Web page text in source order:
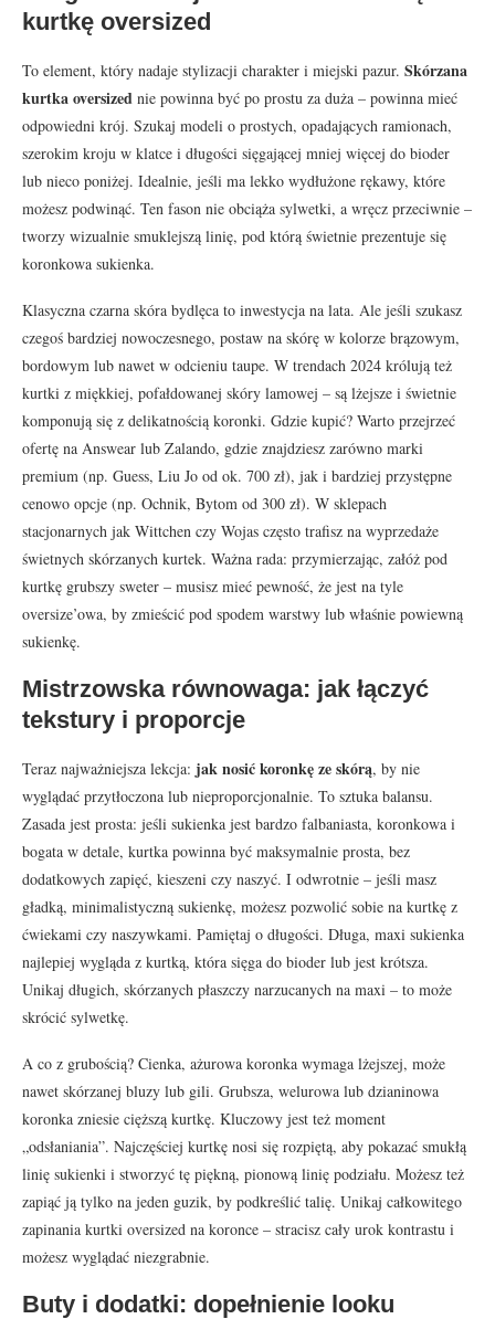
kurtkę oversized
To element, który nadaje stylizacji charakter i miejski pazur. Skórzana
kurtka oversized nie powinna być po prostu za duża – powinna mieć
odpowiedni krój. Szukaj modeli o prostych, opadających ramionach,
szerokim kroju w klatce i długości sięgającej mniej więcej do bioder
lub nieco poniżej. Idealnie, jeśli ma lekko wydłużone rękawy, które
możesz podwinąć. Ten fason nie obciąża sylwetki, a wręcz przeciwnie –
tworzy wizualnie smuklejszą linię, pod którą świetnie prezentuje się
koronkowa sukienka.
Klasyczna czarna skóra bydlęca to inwestycja na lata. Ale jeśli szukasz
czegoś bardziej nowoczesnego, postaw na skórę w kolorze brązowym,
bordowym lub nawet w odcieniu taupe. W trendach 2024 królują też
kurtki z miękkiej, pofałdowanej skóry lamowej – są lżejsze i świetnie
komponują się z delikatnością koronki. Gdzie kupić? Warto przejrzeć
ofertę na Answear lub Zalando, gdzie znajdziesz zarówno marki
premium (np. Guess, Liu Jo od ok. 700 zł), jak i bardziej przystępne
cenowo opcje (np. Ochnik, Bytom od 300 zł). W sklepach
stacjonarnych jak Wittchen czy Wojas często trafisz na wyprzedaże
świetnych skórzanych kurtek. Ważna rada: przymierzając, załóż pod
kurtkę grubszy sweter – musisz mieć pewność, że jest na tyle
oversize’owa, by zmieścić pod spodem warstwy lub właśnie powiewną
sukienkę.
Mistrzowska równowaga: jak łączyć
tekstury i proporcje
Teraz najważniejsza lekcja: jak nosić koronkę ze skórą, by nie
wyglądać przytłoczona lub nieproporcjonalnie. To sztuka balansu.
Zasada jest prosta: jeśli sukienka jest bardzo falbaniasta, koronkowa i
bogata w detale, kurtka powinna być maksymalnie prosta, bez
dodatkowych zapięć, kieszeni czy naszyć. I odwrotnie – jeśli masz
gładką, minimalistyczną sukienkę, możesz pozwolić sobie na kurtkę z
ćwiekami czy naszywkami. Pamiętaj o długości. Długa, maxi sukienka
najlepiej wygląda z kurtką, która sięga do bioder lub jest krótsza.
Unikaj długich, skórzanych płaszczy narzucanych na maxi – to może
skrócić sylwetkę.
A co z grubością? Cienka, ażurowa koronka wymaga lżejszej, może
nawet skórzanej bluzy lub gili. Grubsza, welurowa lub dzianinowa
koronka zniesie cięższą kurtkę. Kluczowy jest też moment
„odsłaniania”. Najczęściej kurtkę nosi się rozpiętą, aby pokazać smukłą
linię sukienki i stworzyć tę piękną, pionową linię podziału. Możesz też
zapiąć ją tylko na jeden guzik, by podkreślić talię. Unikaj całkowitego
zapinania kurtki oversized na koronce – stracisz cały urok kontrastu i
możesz wyglądać niezgrabnie.
Buty i dodatki: dopełnienie looku